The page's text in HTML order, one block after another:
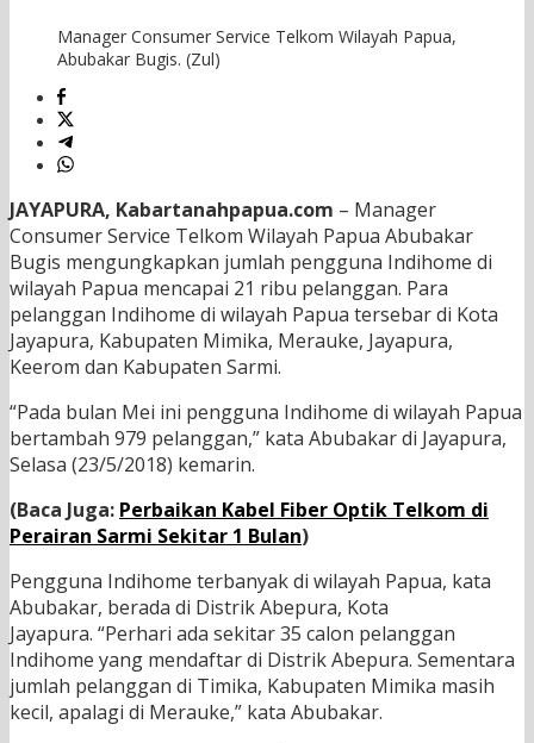
Manager Consumer Service Telkom Wilayah Papua,
Abubakar Bugis. (Zul)
JAYAPURA, Kabartanahpapua.com – Manager
Consumer Service Telkom Wilayah Papua Abubakar
Bugis mengungkapkan jumlah pengguna Indihome di
wilayah Papua mencapai 21 ribu pelanggan. Para
pelanggan Indihome di wilayah Papua tersebar di Kota
Jayapura, Kabupaten Mimika, Merauke, Jayapura,
Keerom dan Kabupaten Sarmi.
“Pada bulan Mei ini pengguna Indihome di wilayah Papua
bertambah 979 pelanggan,” kata Abubakar di Jayapura,
Selasa (23/5/2018) kemarin.
(Baca Juga: Perbaikan Kabel Fiber Optik Telkom di
Perairan Sarmi Sekitar 1 Bulan)
Pengguna Indihome terbanyak di wilayah Papua, kata
Abubakar, berada di Distrik Abepura, Kota
Jayapura. “Perhari ada sekitar 35 calon pelanggan
Indihome yang mendaftar di Distrik Abepura. Sementara
jumlah pelanggan di Timika, Kabupaten Mimika masih
kecil, apalagi di Merauke,” kata Abubakar.